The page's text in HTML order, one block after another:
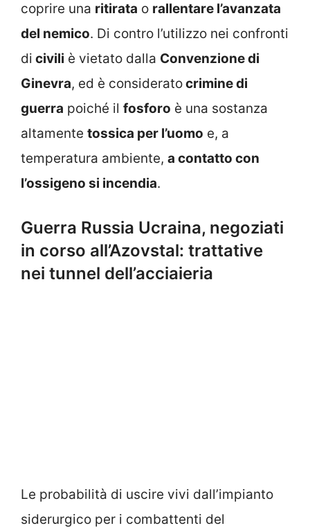
coprire una ritirata o rallentare l’avanzata
del nemico. Di contro l’utilizzo nei confronti
di civili è vietato dalla Convenzione di
Ginevra, ed è consideratocrimine di
guerra poiché il fosforo è una sostanza
altamente tossica per l’uomo e, a
temperatura ambiente, a contatto con
l’ossigeno si incendia.
Guerra Russia Ucraina, negoziati
in corso all’Azovstal: trattative
nei tunnel dell’acciaieria
Le probabilità di uscire vivi dall’impianto
siderurgico per i combattenti del